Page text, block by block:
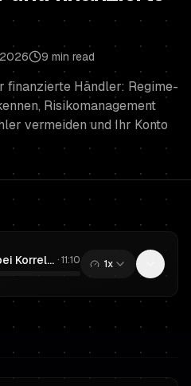
9 min read
finanzierte Händler: Regime-
Risikomanagement
vermeiden und Ihr Konto
Bitcoin vs Gold bei Korrelationswechseln: Ein Risikomanagement-Leitfaden für Prop-Trader und finanzierte Händler ·11:10 1x